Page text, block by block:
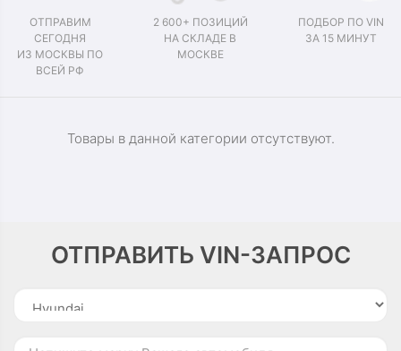
ОТПРАВИМ
СЕГОДНЯ
ИЗ МОСКВЫ ПО
ВСЕЙ РФ
2 600+ ПОЗИЦИЙ
НА СКЛАДЕ В
МОСКВЕ
ПОДБОР ПО VIN
ЗА 15 МИНУТ
Товары в данной категории отсутствуют.
ОТПРАВИТЬ VIN-ЗАПРОС